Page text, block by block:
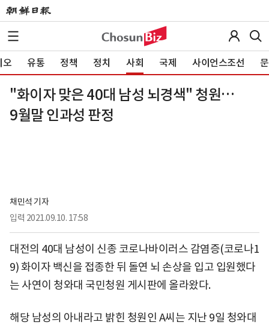
오 유통 정책 정치 사회 국제 사이언스조선
"화이자 맞은 40대 남성 뇌경색" 청원…
9월말 인과성 판정
채민석 기자
입력 2021.09.10. 17:58
대전의 40대 남성이 신종 코로나바이러스 감염증(코로나1
9) 화이자 백신을 접종한 뒤 돌연 뇌 손상을 입고 입원했다
는 사연이 청와대 국민청원 게시판에 올라왔다.
해당 남성의 아내라고 밝힌 청원인 A씨는 지난 9일 청와대